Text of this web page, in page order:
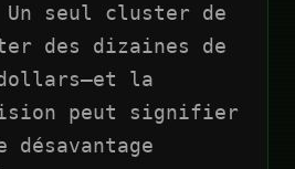
seul cluster de
des dizaines de
la
peut signifier
désavantage